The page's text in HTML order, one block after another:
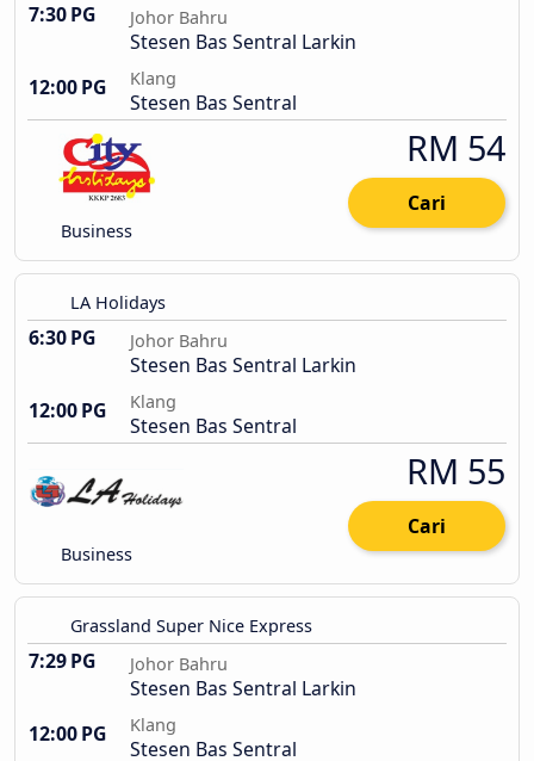
7:30 PG Johor Bahru
Stesen Bas Sentral Larkin
12:00 PG
Klang
Stesen Bas Sentral
Business
RM 54
Cari
LA Holidays
6:30 PG Johor Bahru
Stesen Bas Sentral Larkin
12:00 PG
Klang
Stesen Bas Sentral
Business
RM 55
Cari
Grassland Super Nice Express
7:29 PG Johor Bahru
Stesen Bas Sentral Larkin
12:00 PG
Klang
Stesen Bas Sentral